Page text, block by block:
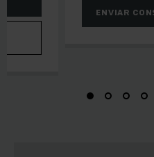
ENVIAR